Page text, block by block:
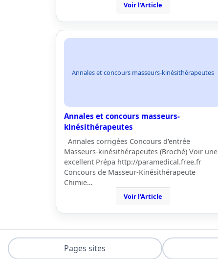
Voir l'Article
Annales et concours masseurs-kinésithérapeutes
Annales et concours masseurs-
kinésithérapeutes
Annales corrigées Concours d'entrée
Masseurs-kinésithérapeutes (Broché) Voir une
excellent Prépa http://paramedical.free.fr
Concours de Masseur-Kinésithérapeute
Chimie…
Voir l'Article
Pages sites